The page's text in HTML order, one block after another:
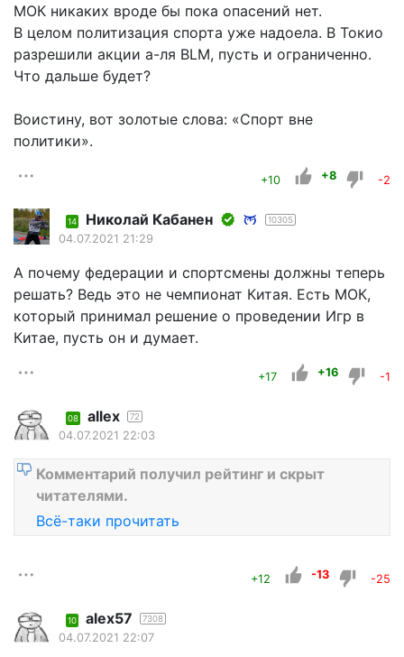
МОК никаких вроде бы пока опасений нет.
В целом политизация спорта уже надоела. В Токио
разрешили акции а-ля BLM, пусть и ограниченно.
Что дальше будет?
Воистину, вот золотые слова: «Спорт вне
политики».
+10 +8 -2
14 Николай Кабанен 10305
04.07.2021 21:29
А почему федерации и спортсмены должны теперь
решать? Ведь это не чемпионат Китая. Есть МОК,
который принимал решение о проведении Игр в
Китае, пусть он и думает.
+17 +16 -1
08 allex 72
04.07.2021 22:03
Комментарий получил рейтинг и скрыт
читателями.
Всё-таки прочитать
+12 -13 -25
10 alex57 7308
04.07.2021 22:07